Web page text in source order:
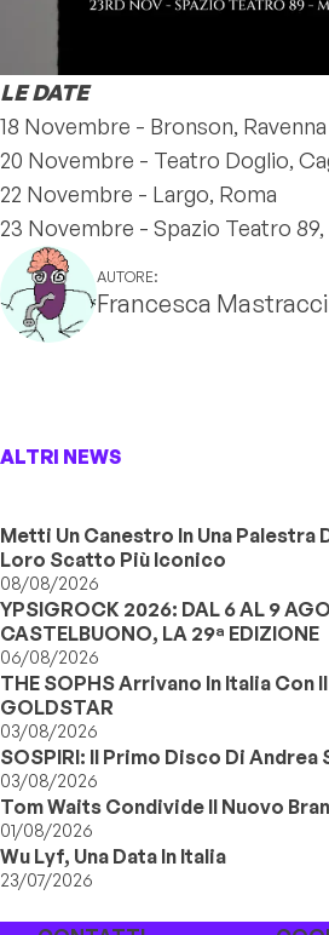
LE DATE
18 Novembre - Bronson, Ravenna
20 Novembre - Teatro Doglio,
22 Novembre - Largo, Roma
23 Novembre - Spazio Teatro
AUTORE:
Francesca Mastracci
ALTRI NEWS
Metti Un Canestro In Una Palestra
Loro Scatto Più Iconico
08/08/2026
YPSIGROCK 2026: DAL 6 AL 9
CASTELBUONO, LA 29ª EDIZIONE
06/08/2026
THE SOPHS Arrivano In Italia Con
GOLDSTAR
03/08/2026
SOSPIRI: Il Primo Disco Di
03/08/2026
Tom Waits Condivide Il Nuovo
01/08/2026
Wu Lyf, Una Data In Italia
23/07/2026